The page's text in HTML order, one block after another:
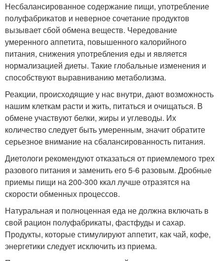
Несбалансированное содержание пищи, употребление
полуфабрикатов и неверное сочетание продуктов
вызывает сбой обмена веществ. Чередование
умеренного аппетита, повышенного калорийного
питания, снижения употребления еды и является
нормализацией диеты. Такие глобальные изменения и
способствуют выравниванию метаболизма.
Реакции, происходящие у нас внутри, дают возможность
нашим клеткам расти и жить, питаться и очищаться. В
обмене участвуют белки, жиры и углеводы. Их
количество следует быть умеренным, значит обратите
серьезное внимание на сбалансированность питания.
Диетологи рекомендуют отказаться от приемлемого трех
разового питания и заменить его 5-6 разовым. Дробные
приемы пищи на 200-300 ккал лучше отразятся на
скорости обменных процессов.
Натуральная и полноценная еда не должна включать в
свой рацион полуфабрикаты, фастфуды и сахар.
Продукты, которые стимулируют аппетит, как чай, кофе,
энергетики следует исключить из приема.